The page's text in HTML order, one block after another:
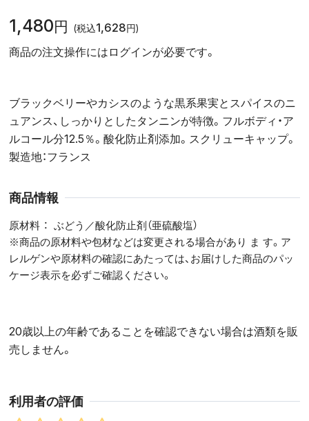
1,480円 (税込1,628円)
商品の注文操作にはログインが必要です。
ブラックベリーやカシスのような黒系果実とスパイスのニ
ュアンス、しっかりとしたタンニンが特徴。フルボディ・ア
ルコール分12.5％。酸化防止剤添加。スクリューキャップ。
製造地：フランス
商品情報
原材料
ぶどう／酸化防止剤（亜硫酸塩）
※商品の原材料や包材などは変更される場合があり ま す。ア
レルゲンや原材料の確認にあたっては、お届けした商品のパッ
ケージ表示を必ずご確認ください。
20歳以上の年齢であることを確認できない場合は酒類を販
売しません。
利用者の評価